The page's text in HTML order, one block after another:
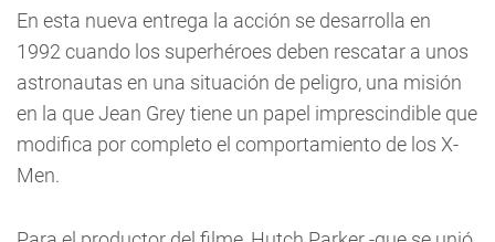
En esta nueva entrega la acción se desarrolla en
1992 cuando los superhéroes deben rescatar a unos
astronautas en una situación de peligro, una misión
en la que Jean Grey tiene un papel imprescindible que
modifica por completo el comportamiento de los X-
Men.